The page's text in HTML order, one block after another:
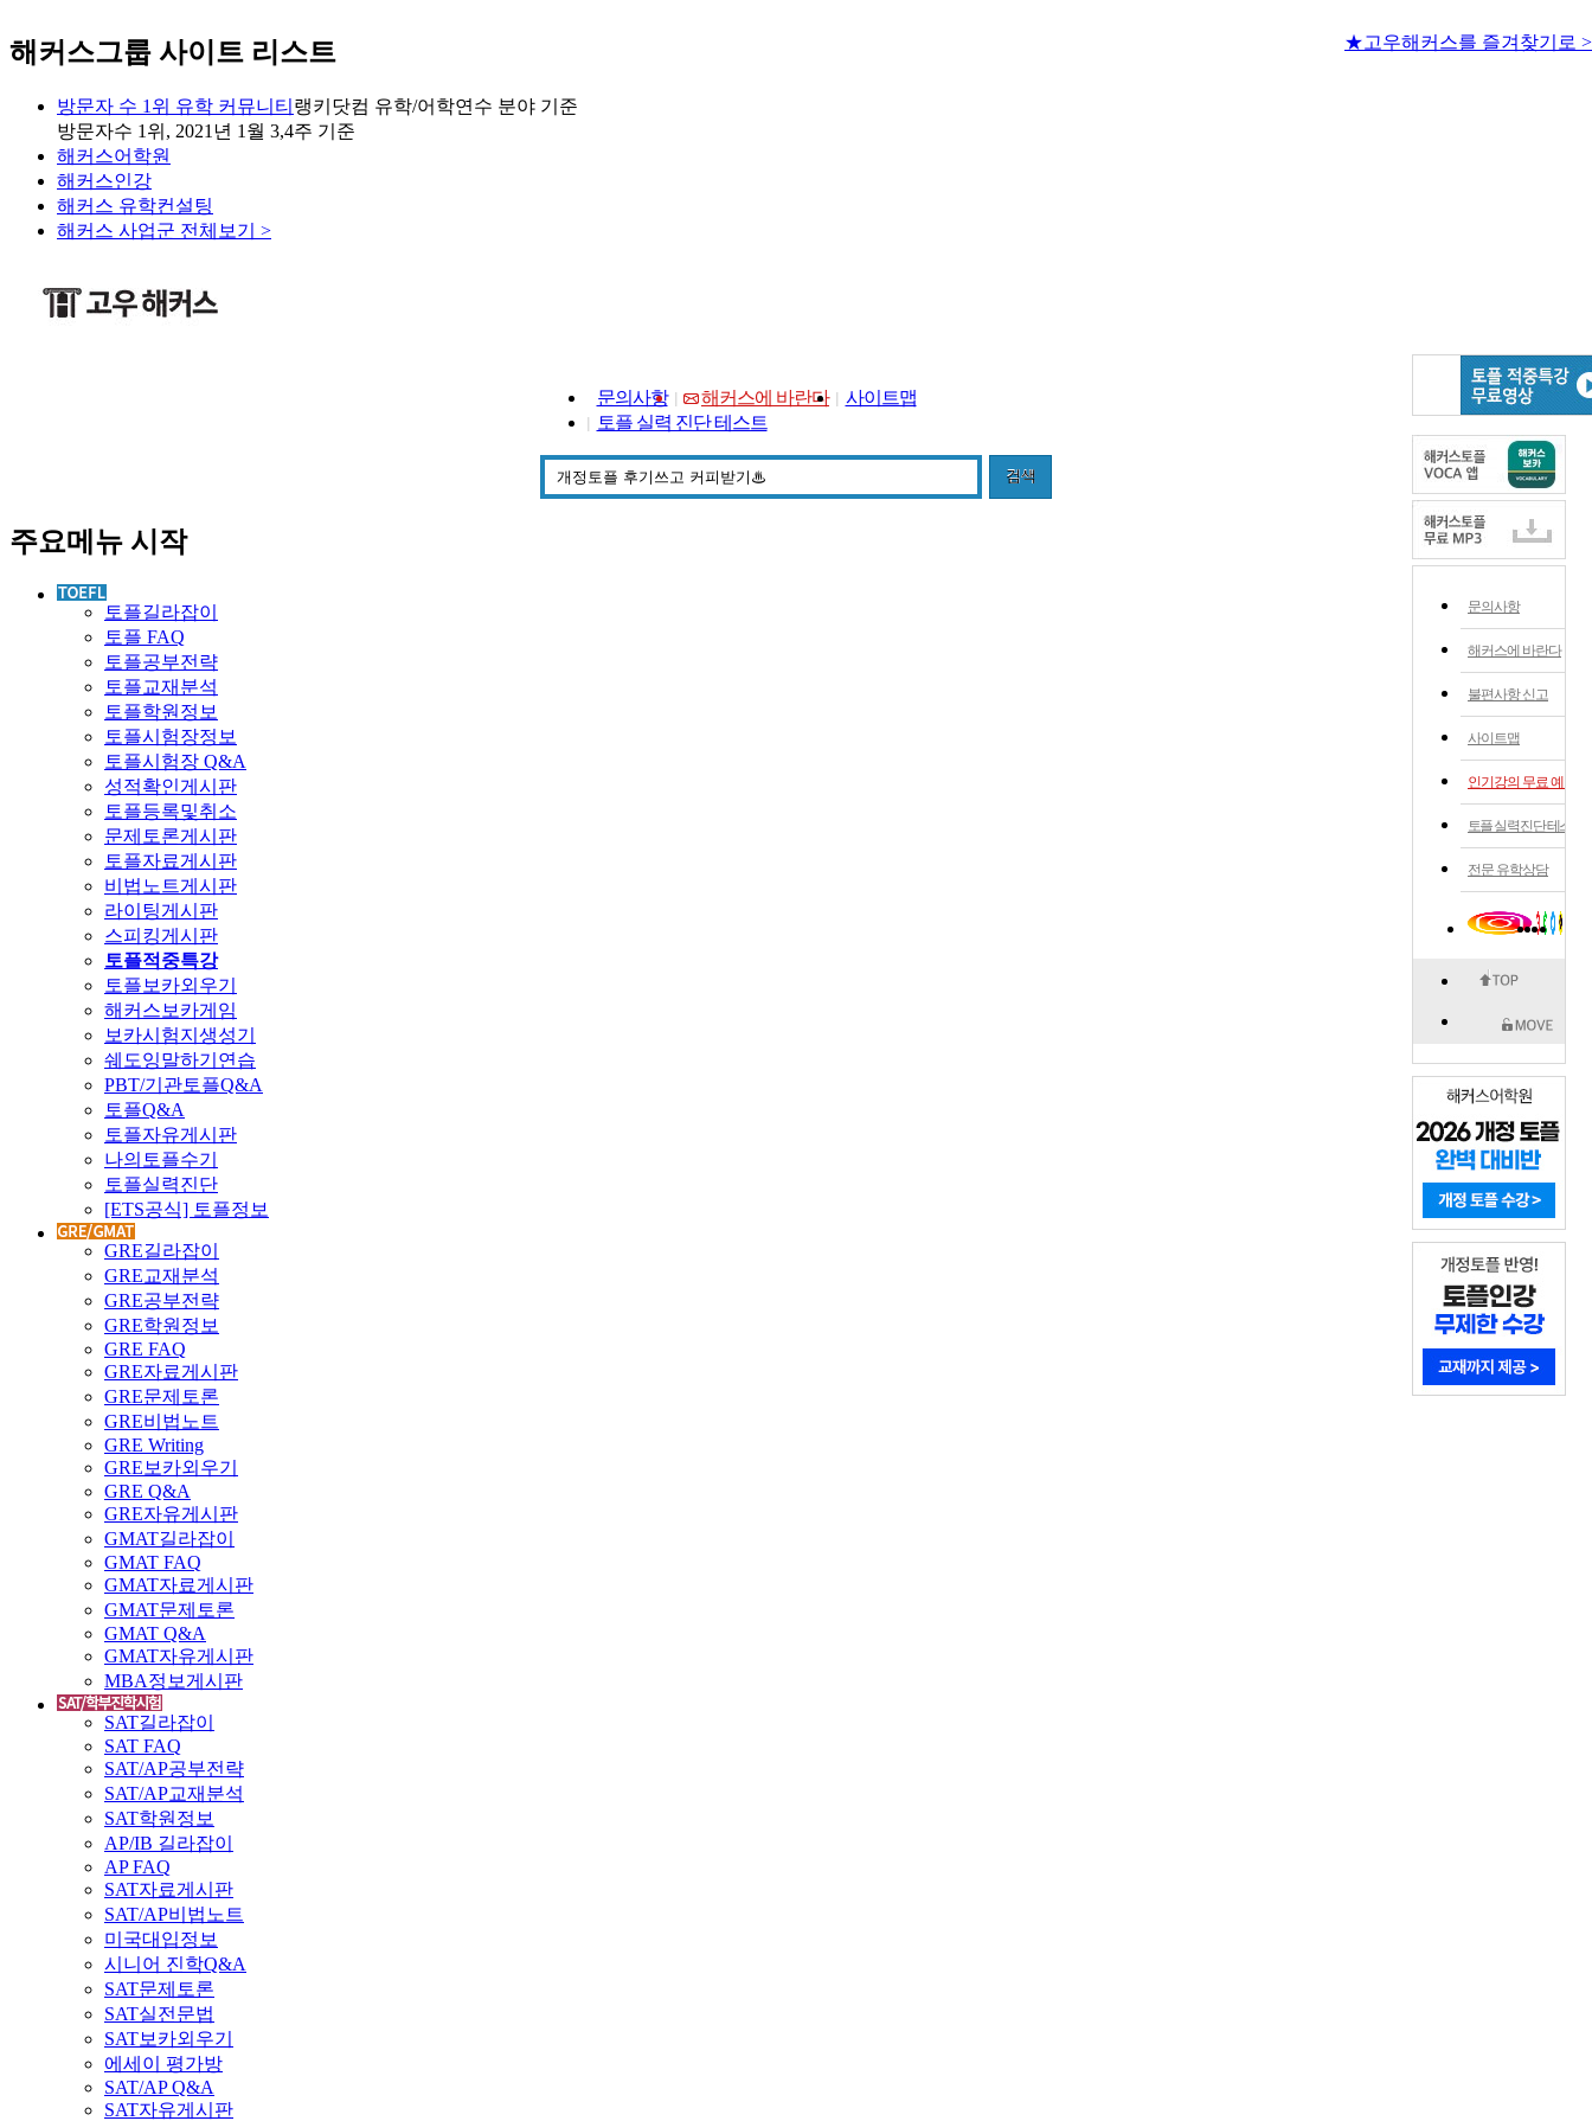
해커스그룹 사이트 리스트
방문자 수 1위 유학 커뮤니티 랭키닷컴 유학/어학연수 분야 기준
방문자수 1위, 2021년 1월 3,4주 기준
해커스어학원
해커스인강
해커스 유학컨설팅
해커스 사업군 전체보기 >
문의사항 해커스에 바란다
사이트맵
토플 실력 진단 테스트
★고우해커스를 즐겨찾기로 >
검색
주요메뉴 시작
토플길라잡이
토플 FAQ
토플공부전략
토플교재분석
토플학원정보
토플시험장정보
토플시험장 Q&A
성적확인게시판
토플등록및취소
문제토론게시판
토플자료게시판
비법노트게시판
라이팅게시판
스피킹게시판
토플적중특강
토플보카외우기
해커스보카게임
보카시험지생성기
쉐도잉말하기연습
PBT/기관토플Q&A
토플Q&A
토플자유게시판
나의토플수기
토플실력진단
[ETS공식] 토플정보
GRE길라잡이
GRE교재분석
GRE공부전략
GRE학원정보
GRE FAQ
GRE자료게시판
GRE문제토론
GRE비법노트
GRE Writing
GRE보카외우기
GRE Q&A
GRE자유게시판
GMAT길라잡이
GMAT FAQ
GMAT자료게시판
GMAT문제토론
GMAT Q&A
GMAT자유게시판
MBA정보게시판
SAT길라잡이
SAT FAQ
SAT/AP공부전략
SAT/AP교재분석
SAT학원정보
AP/IB 길라잡이
AP FAQ
SAT자료게시판
SAT/AP비법노트
미국대입정보
시니어 진학Q&A
SAT문제토론
SAT실전문법
SAT보카외우기
에세이 평가방
SAT/AP Q&A
SAT자유게시판
문의사항
해커스에 바란다
불편사항 신고
사이트맵
인기강의 무료 예약
토플 실력 진단 테스트
전문 유학상담